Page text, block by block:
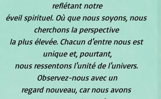
reflétant notre
éveil spirituel. Où que nous soyons, nous
cherchons la perspective
la plus élevée. Chacun d'entre nous est
unique et, pourtant,
nous ressentons l'unité de l'univers.
Observez-nous avec un
regard nouveau, car nous avons